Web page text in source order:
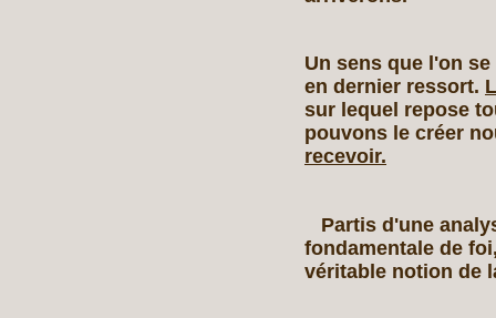
Un sens que l'on
en dernier ressort.
sur lequel repose
pouvons le créer
recevoir.
Partis d'une
fondamentale de
véritable notion de